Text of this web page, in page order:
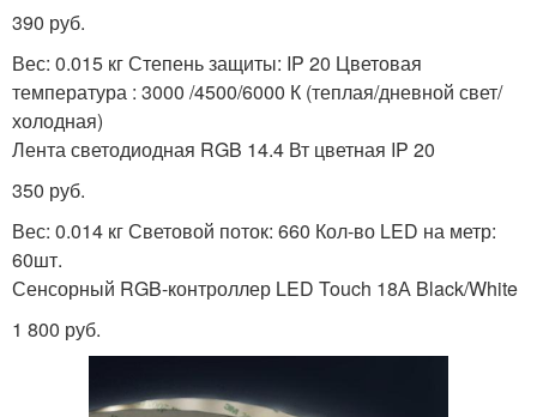
390 руб.
Вес: 0.015 кг Степень защиты: IP 20 Цветовая
температура : 3000 /4500/6000 К (теплая/дневной свет/
холодная)
Лента светодиодная RGB 14.4 Вт цветная IP 20
350 руб.
Вес: 0.014 кг Световой поток: 660 Кол-во LED на метр:
60шт.
Сенсорный RGB-контроллер LED Touch 18А Black/White
1 800 руб.